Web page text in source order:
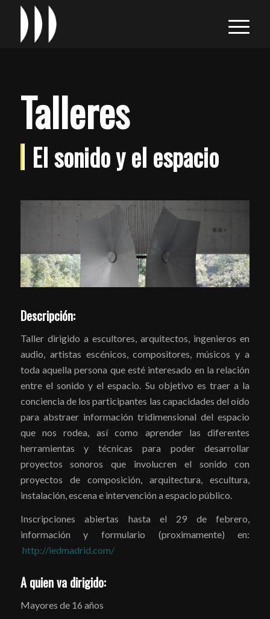
Talleres
El sonido y el espacio
Descripción:
Taller dirigido a escultores, arquitectos, ingenieros en
audio, artistas escénicos, compositores, músicos y a
toda aquella persona que esté interesado en la relación
entre el sonido y el espacio. Su objetivo es traer a la
conciencia de los participantes las capacidades del oído
para abstraer información tridimensional del espacio
que nos rodea, así como aprender las diferentes
herramientas y técnicas para poder desarrollar
proyectos sonoros que involucren el sonido con
proyectos de composición, arquitectura, escultura,
instalación, escena e intervención a espacio público.
Inscripciones abiertas hasta el 29 de febrero,
información y formulario (proximamente) en:
http://iedmadrid.com/
A quien va dirigido:
Mayores de 16 años